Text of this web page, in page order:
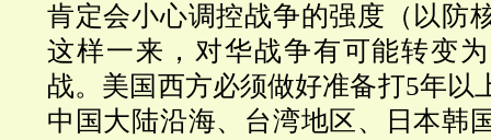
肯定会小心调控战争的强度（以防
这样一来，对华战争有可能转变
战。美国西方必须做好准备打5年以
中国大陆沿海、台湾地区、日本韩